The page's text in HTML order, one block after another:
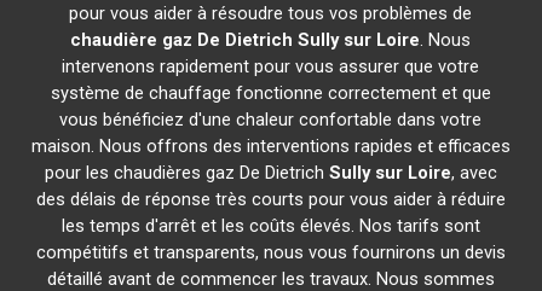
pour vous aider à résoudre tous vos problèmes de
chaudière gaz De Dietrich Sully sur Loire. Nous
intervenons rapidement pour vous assurer que votre
système de chauffage fonctionne correctement et que
vous bénéficiez d'une chaleur confortable dans votre
maison. Nous offrons des interventions rapides et efficaces
pour les chaudières gaz De Dietrich Sully sur Loire, avec
des délais de réponse très courts pour vous aider à réduire
les temps d'arrêt et les coûts élevés. Nos tarifs sont
compétitifs et transparents, nous vous fournirons un devis
détaillé avant de commencer les travaux. Nous sommes